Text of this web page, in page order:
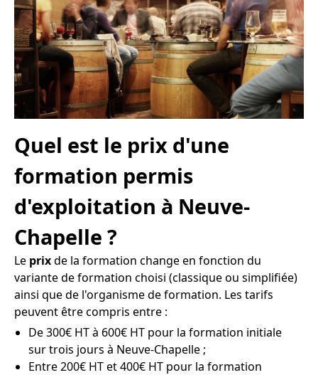
Quel est le prix d'une
formation permis
d'exploitation à Neuve-
Chapelle ?
Le prixde la formation change en fonction du
variante de formation choisi (classique ou simplifiée)
ainsi que de l'organisme de formation. Les tarifs
peuvent être compris entre :
De 300€ HT à 600€ HT pour la formation initiale
sur trois jours à Neuve-Chapelle ;
Entre 200€ HT et 400€ HT pour la formation